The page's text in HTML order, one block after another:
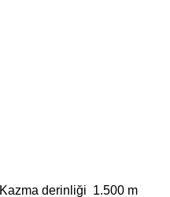
Kazma derinliği 1.500 m